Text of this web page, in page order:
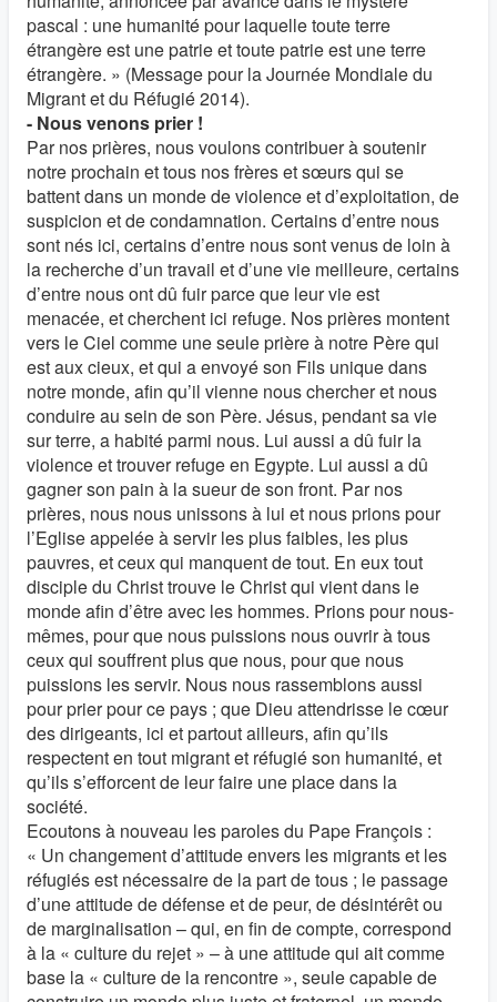
pascal : une humanité pour laquelle toute terre
étrangère est une patrie et toute patrie est une terre
étrangère. » (Message pour la Journée Mondiale du
Migrant et du Réfugié 2014).
- Nous venons prier !
Par nos prières, nous voulons contribuer à soutenir
notre prochain et tous nos frères et sœurs qui se
battent dans un monde de violence et d’exploitation, de
suspicion et de condamnation. Certains d’entre nous
sont nés ici, certains d’entre nous sont venus de loin à
la recherche d’un travail et d’une vie meilleure, certains
d’entre nous ont dû fuir parce que leur vie est
menacée, et cherchent ici refuge. Nos prières montent
vers le Ciel comme une seule prière à notre Père qui
est aux cieux, et qui a envoyé son Fils unique dans
notre monde, afin qu’il vienne nous chercher et nous
conduire au sein de son Père. Jésus, pendant sa vie
sur terre, a habité parmi nous. Lui aussi a dû fuir la
violence et trouver refuge en Egypte. Lui aussi a dû
gagner son pain à la sueur de son front. Par nos
prières, nous nous unissons à lui et nous prions pour
l’Eglise appelée à servir les plus faibles, les plus
pauvres, et ceux qui manquent de tout. En eux tout
disciple du Christ trouve le Christ qui vient dans le
monde afin d’être avec les hommes. Prions pour nous-
mêmes, pour que nous puissions nous ouvrir à tous
ceux qui souffrent plus que nous, pour que nous
puissions les servir. Nous nous rassemblons aussi
pour prier pour ce pays ; que Dieu attendrisse le cœur
des dirigeants, ici et partout ailleurs, afin qu’ils
respectent en tout migrant et réfugié son humanité, et
qu’ils s’efforcent de leur faire une place dans la
société.
Ecoutons à nouveau les paroles du Pape François :
« Un changement d’attitude envers les migrants et les
réfugiés est nécessaire de la part de tous ; le passage
d’une attitude de défense et de peur, de désintérêt ou
de marginalisation – qui, en fin de compte, correspond
à la « culture du rejet » – à une attitude qui ait comme
base la « culture de la rencontre », seule capable de